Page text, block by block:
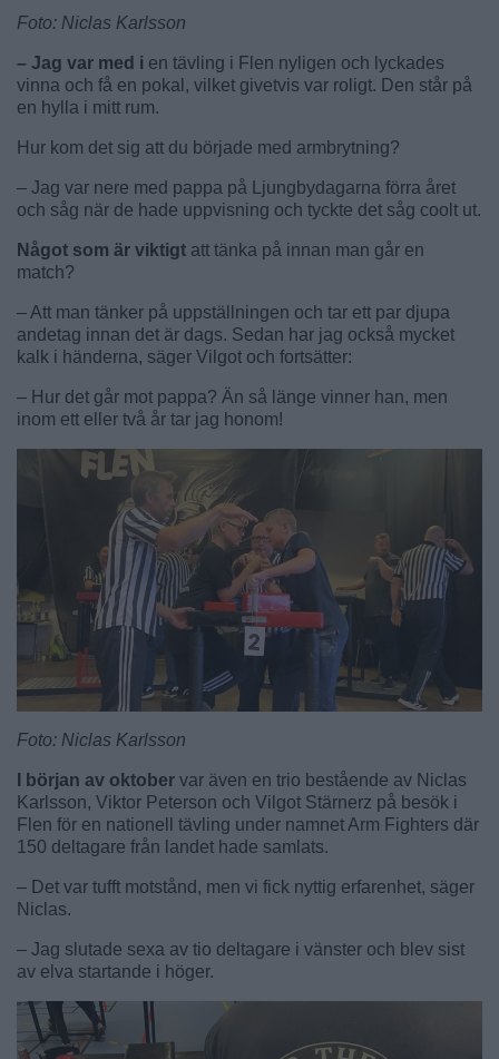
Foto: Niclas Karlsson
– Jag var med i en tävling i Flen nyligen och lyckades
vinna och få en pokal, vilket givetvis var roligt. Den står på
en hylla i mitt rum.
Hur kom det sig att du började med armbrytning?
– Jag var nere med pappa på Ljungbydagarna förra året
och såg när de hade uppvisning och tyckte det såg coolt ut.
Något som är viktigt att tänka på innan man går en
match?
– Att man tänker på uppställningen och tar ett par djupa
andetag innan det är dags. Sedan har jag också mycket
kalk i händerna, säger Vilgot och fortsätter:
– Hur det går mot pappa? Än så länge vinner han, men
inom ett eller två år tar jag honom!
Foto: Niclas Karlsson
I början av oktober var även en trio bestående av Niclas
Karlsson, Viktor Peterson och Vilgot Stärnerz på besök i
Flen för en nationell tävling under namnet Arm Fighters där
150 deltagare från landet hade samlats.
– Det var tufft motstånd, men vi fick nyttig erfarenhet, säger
Niclas.
– Jag slutade sexa av tio deltagare i vänster och blev sist
av elva startande i höger.